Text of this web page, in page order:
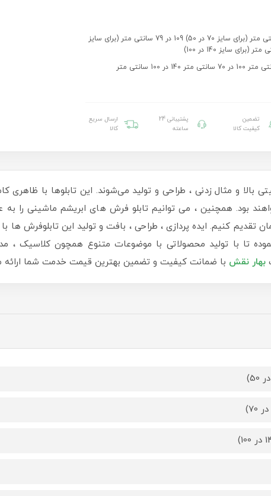
ابعاد قاب: 79 در 59 سانتی متر (برای سایز 70 در 50) 109 در 79 سانتی متر (برای سایز
تضمین
کیفیت کالا
پشتیبانی 24
ساعته
ارسال سریع
کالا
بالا و مثال زدنی ، طراحی و تولید می‌شوند. این تابلوها با ظاهری
همچنین ، می توانیم تابلو فرش های ابریشم ماشینی را به
کنیم. ایده پردازی ، طراحی ، بافت و تولید این تابلوفرش ها
تا با تولید محصولاتی با موضوعات متنوع همچون کلاسیک ،
بهار نقش با ضمانت کیفیت و تضمین بهترین قیمت خدمت شما ارائه